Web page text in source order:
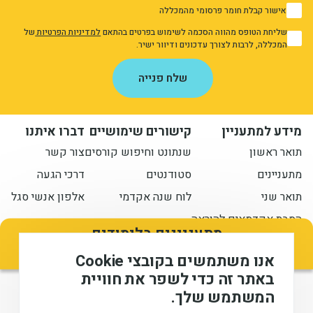
1 אישור קבלת חומר פרסומי מהמכללה
1
אני מאשר/ת את מדיניות הפרטיות
שליחת הטופס מהווה הסכמה לשימוש בפרטים בהתאםלמדיניות הפרטיותשל
המכללה, לרבות לצורך עדכונים ודיוור ישיר.
שלח פנייה
מתעניינים בלימודים
השאירו פרטים ונחזור אליכם בהקדם
מידע למתעניין
תואר ראשון
מתעניינים
תואר שני
הסבת אקדמאים להוראה
קישורים שימושיים
שנתונט וחיפוש קורסים
סטודנטים
לוח שנה אקדמי
דברו איתנו
צור קשר
דרכי הגעה
אלפון אנשי סגל
המכללה האקדמית לחינוך ע"ש דוד ילין (ע.ר), © 2026
הישארו מעודכנים איתנו
אנו משתמשים בקובצי Cookie
באתר זה כדי לשפר את חוויית
המשתמש שלך.